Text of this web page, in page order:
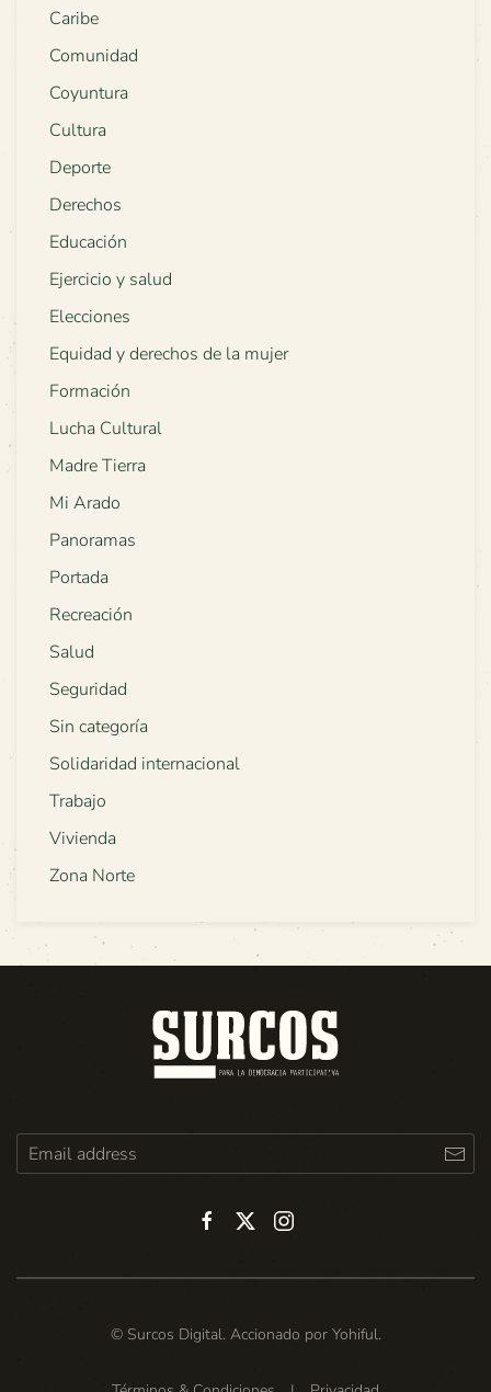
Caribe
Comunidad
Coyuntura
Cultura
Deporte
Derechos
Educación
Ejercicio y salud
Elecciones
Equidad y derechos de la mujer
Formación
Lucha Cultural
Madre Tierra
Mi Arado
Panoramas
Portada
Recreación
Salud
Seguridad
Sin categoría
Solidaridad internacional
Trabajo
Vivienda
Zona Norte
© Surcos Digital. Accionado por Yohiful.